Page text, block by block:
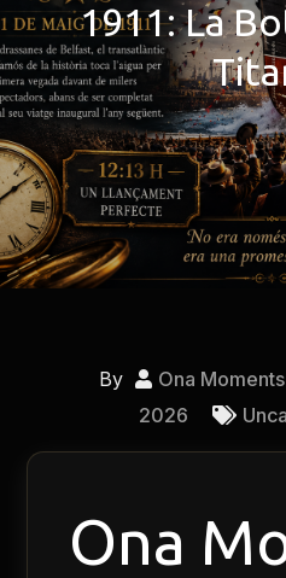
1911: La
By Ona
2026
Ona